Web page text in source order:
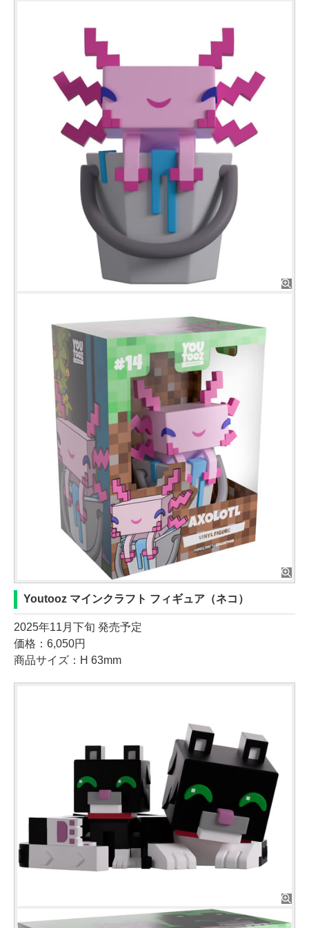
Youtooz マインクラフト フィギュア（ネコ）
2025年11月下旬 発売予定
価格：6,050円
商品サイズ：H 63mm